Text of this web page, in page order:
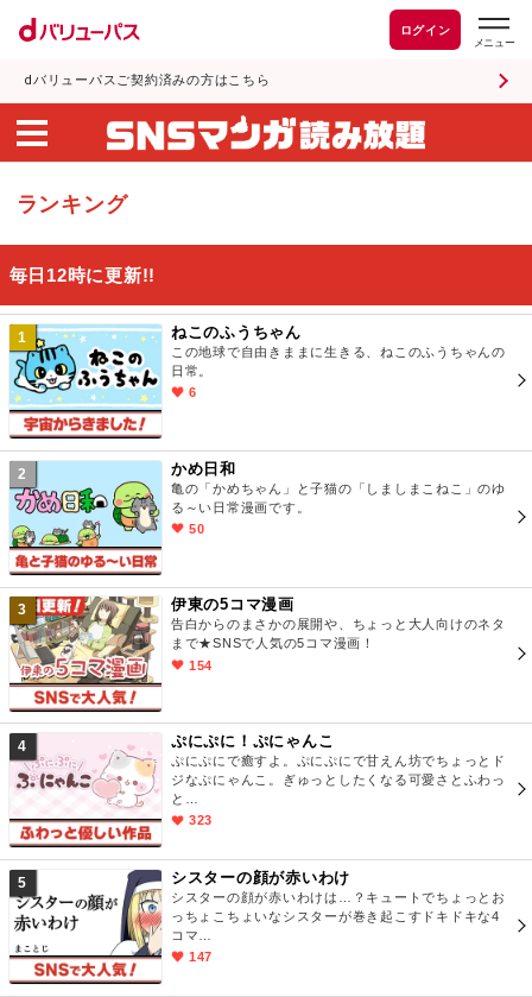
ログイン
dバリューパスご契約済みの方はこちら
ランキング
毎日12時に更新!!
1 ねこのふうちゃん
この地球で自由きままに生きる、ねこのふうちゃんの
日常。
6
2 かめ日和
亀の「かめちゃん」と子猫の「しましまこねこ」のゆ
る～い日常漫画です。
50
3 伊東の5コマ漫画
告白からのまさかの展開や、ちょっと大人向けのネタ
まで★SNSで人気の5コマ漫画！
154
4 ぷにぷに！ぷにゃんこ
ぷにぷにで癒すよ。ぷにぷにで甘えん坊でちょっとド
ジなぷにゃんこ。ぎゅっとしたくなる可愛さとふわっ
と…
323
5 シスターの顔が赤いわけ
シスターの顔が赤いわけは…？キュートでちょっとお
っちょこちょいなシスターが巻き起こすドキドキな4
コマ…
147